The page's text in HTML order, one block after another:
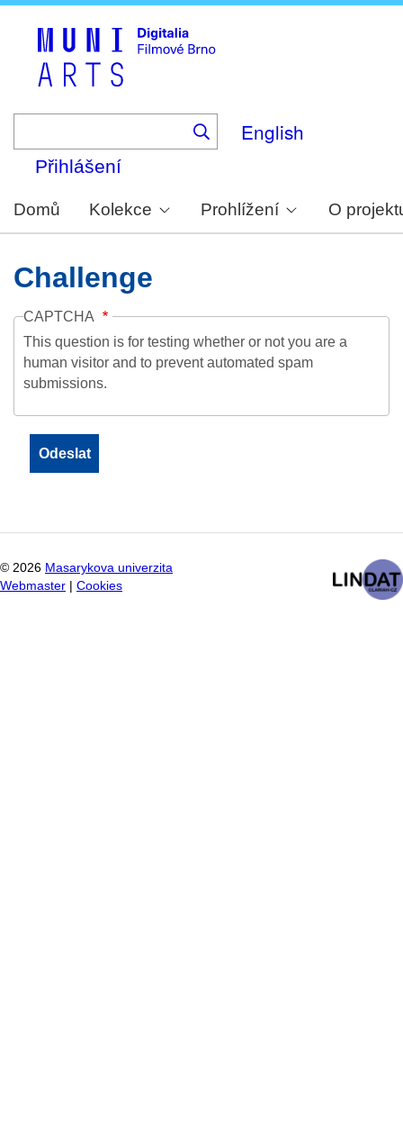
English
Přihlášení
Domů Kolekce Prohlížení O
Challenge
CAPTCHA
This question is for testing whether or not you are a
human visitor and to prevent automated spam
submissions.
© 2026 Masarykova univerzita
Webmaster
Cookies